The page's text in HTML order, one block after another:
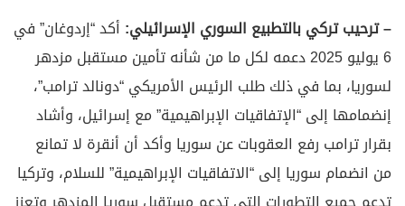
– ترحيب تركي بالتطبيع السوري الإسرائيلي: أكد “إردوغان” في
6 يوليو 2025 دعمه لكل ما من شأنه تأمين مستقبل مزدهر
لسوريا، بما في ذلك طلب الرئيس الأمريكي “دونالد ترامب”،
إنضمامها إلى “الإتفاقيات الإبراهيمية” مع إسرائيل، وأشاد
بقرار ترامب رفع العقوبات عن سوريا وأكد أن أنقرة لا تمانع
من انضمام سوريا إلى “الاتفاقيات الإبراهيمية” للسلام، وتركيا